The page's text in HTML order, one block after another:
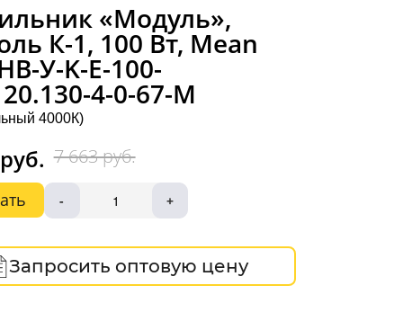
«Модуль»,
К-1, 100 Вт, Mean
У-K-Е-100-
4-0-67-М
4000К)
7 663 руб.
- +
Запросить оптовую цену